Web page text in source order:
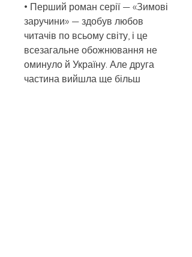
• Перший роман серії — «Зимові
заручини» — здобув любов
читачів по всьому світу, і це
всезагальне обожнювання не
оминуло й Україну. Але друга
частина вийшла ще більш